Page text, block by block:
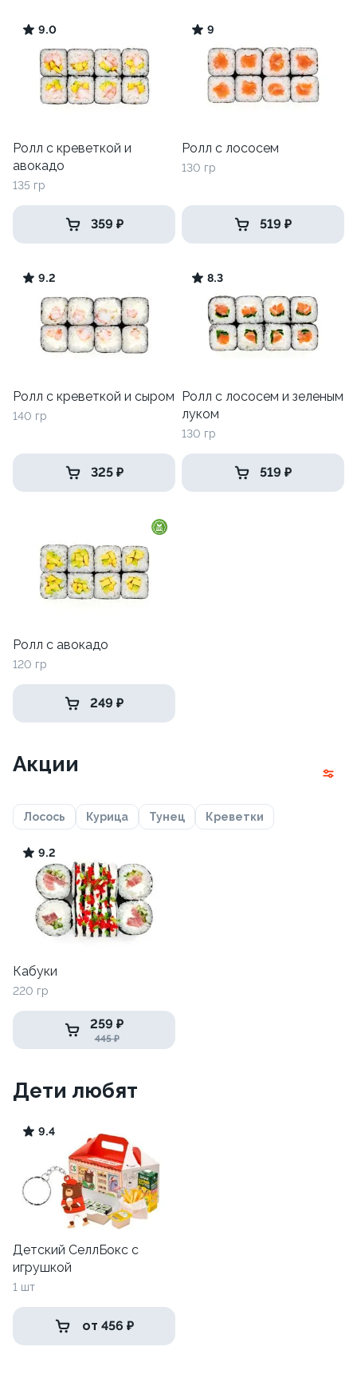
9.0
Ролл с креветкой и
авокадо
135 гр
359 ₽
9
Ролл с лососем
130 гр
519 ₽
9.2
Ролл с креветкой и сыром
140 гр
325 ₽
8.3
Ролл с лососем и зеленым
луком
130 гр
519 ₽
Ролл с авокадо
120 гр
249 ₽
Акции
Лосось Курица Тунец Креветки
9.2
Кабуки
220 гр
259 ₽
445 ₽
Дети любят
9.4
Детский СеллБокс с
игрушкой
1 шт
от 456 ₽